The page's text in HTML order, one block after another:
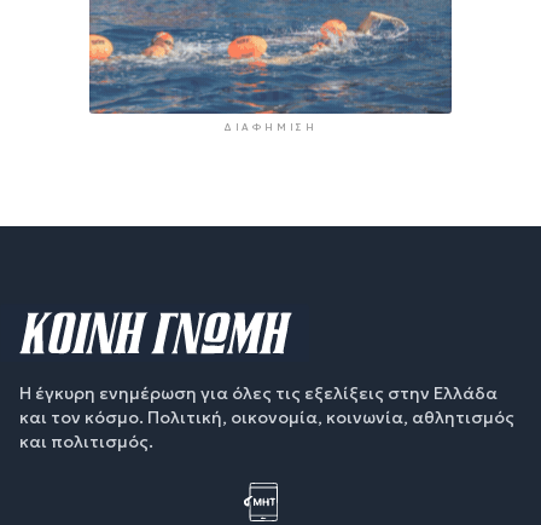
ΔΙΑΦΉΜΙΣΗ
Η έγκυρη ενημέρωση για όλες τις εξελίξεις στην Ελλάδα
και τον κόσμο. Πολιτική, οικονομία, κοινωνία, αθλητισμός
και πολιτισμός.